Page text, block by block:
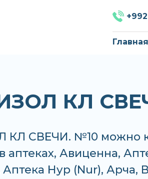
Главная
КЛ
СВЕЧИ. №10 можно
аптеках, Авиценна,
Нур (Nur), Арча,